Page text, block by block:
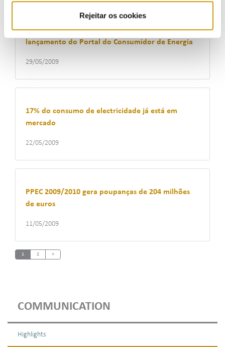
Rejeitar os cookies
COMMUNICATION
Highlights
ERSE comemora o Dia Mundial da Energia com
lançamento do Portal do Consumidor de Energia
29/05/2009
17% do consumo de electricidade já está em
mercado
22/05/2009
PPEC 2009/2010 gera poupanças de 204 milhões
de euros
11/05/2009
1 2 »Next